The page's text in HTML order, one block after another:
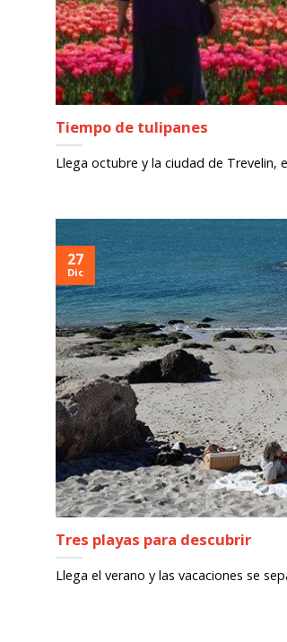
Tiempo de tulipanes
Llega octubre y la ciudad de Trevelin,
Tres playas para descubrir
Llega el verano y las vacaciones se
27
Dic